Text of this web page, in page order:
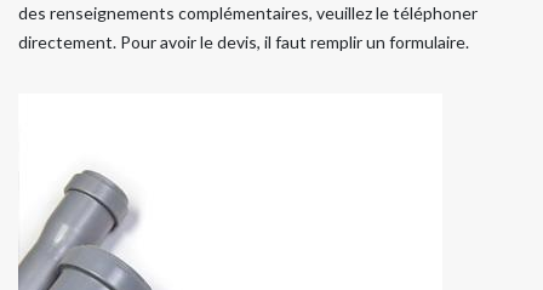
des renseignements complémentaires, veuillez le téléphoner
directement. Pour avoir le devis, il faut remplir un formulaire.